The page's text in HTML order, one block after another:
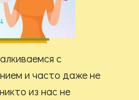
с
и часто даже не
из нас не